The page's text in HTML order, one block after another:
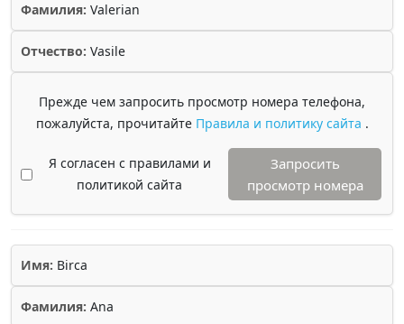
Фамилия: Valerian
Отчество: Vasile
Прежде чем запросить просмотр номера телефона,
пожалуйста, прочитайте Правила и политику сайта .
Я согласен с правилами и
политикой сайта
Запросить
просмотр номера
Имя: Birca
Фамилия: Ana